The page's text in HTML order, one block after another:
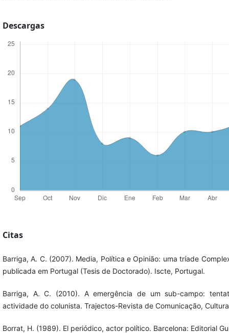
Descargas
Citas
Barriga, A. C. (2007). Media, Política e Opinião: uma tríade
publicada em Portugal (Tesis de Doctorado). Iscte, Portugal.
Barriga, A. C. (2010). A emergência de um sub-campo:
actividade do colunista. Trajectos-Revista de Comunicação,
Borrat, H. (1989). El periódico, actor político. Barcelona: Editorial